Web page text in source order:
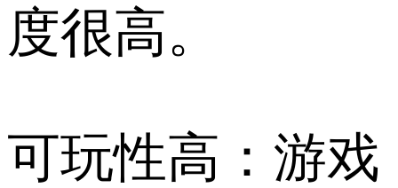
度很高。
可玩性高：游戏